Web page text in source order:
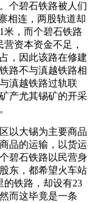
个碧石铁路被人们
相连，两股轨道却
米，而个碧石铁路
资本资金不足，
，因此该路在修建
路不与滇越铁路相
滇越铁路过轨联
产尤其锡矿的开采
以大锡为主要商品
品的运输，以货运
碧石铁路以民营身
东，都希望火车站
的铁路，却设有23
而这毕竟是一条